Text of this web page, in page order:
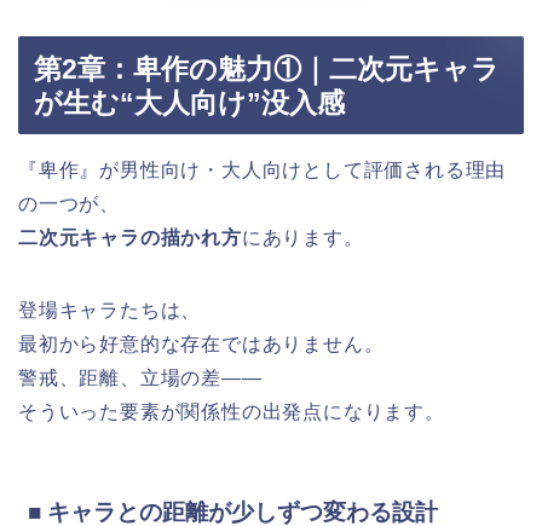
第2章：卑作の魅力①｜二次元キャラ
が生む“大人向け”没入感
『卑作』が男性向け・大人向けとして評価される理由
の一つが、
二次元キャラの描かれ方にあります。
登場キャラたちは、
最初から好意的な存在ではありません。
警戒、距離、立場の差――
そういった要素が関係性の出発点になります。
■ キャラとの距離が少しずつ変わる設計